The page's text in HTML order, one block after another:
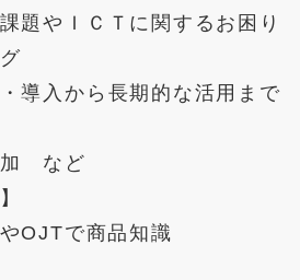
題やＩＣＴに関するお困り
導入から長期的な活用まで
加 など
OJTで商品知識